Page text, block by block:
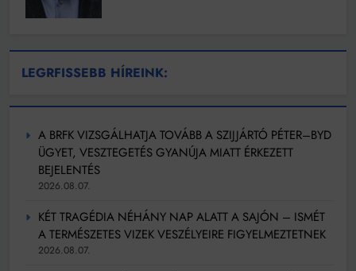
LEGRFISSEBB HÍREINK:
A BRFK VIZSGÁLHATJA TOVÁBB A SZIJJÁRTÓ PÉTER–BYD
ÜGYET, VESZTEGETÉS GYANÚJA MIATT ÉRKEZETT
BEJELENTÉS
2026.08.07.
KÉT TRAGÉDIA NÉHÁNY NAP ALATT A SAJÓN – ISMÉT
A TERMÉSZETES VIZEK VESZÉLYEIRE FIGYELMEZTETNEK
2026.08.07.